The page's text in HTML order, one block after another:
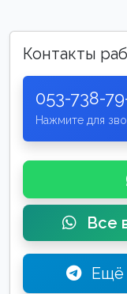
Контакты
053-738-
Нажмите для
Все
Ещё